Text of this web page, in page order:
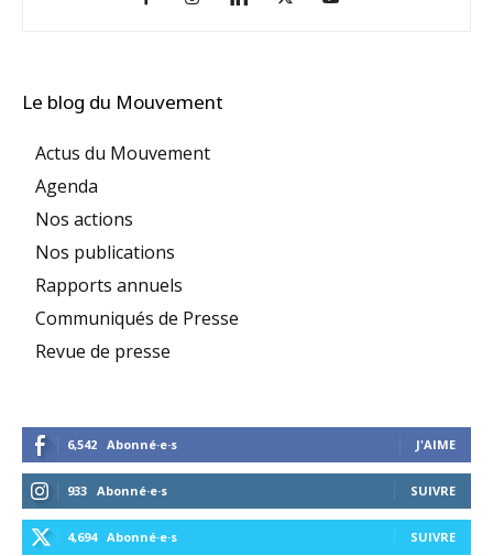
Le blog du Mouvement
Actus du Mouvement
Agenda
Nos actions
Nos publications
Rapports annuels
Communiqués de Presse
Revue de presse
6,542 Abonné·e·s J'AIME
933 Abonné·e·s SUIVRE
4,694 Abonné·e·s SUIVRE